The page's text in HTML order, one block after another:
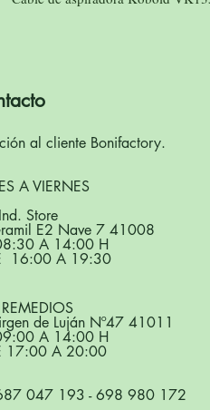
al cliente Bonifactory.
A VIERNES
Store
E2 Nave 7 41008
A 14:00 H
16:00 A 19:30
de Luján Nº47 41011
A 14:00 H
17:00 A 20:00
047 193 -698 980 172